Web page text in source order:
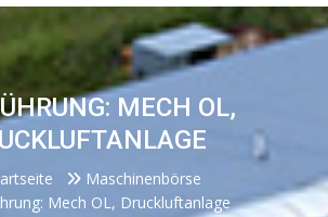
MECH OL,
Maschinenbörse
Mech OL, Druckluftanlage